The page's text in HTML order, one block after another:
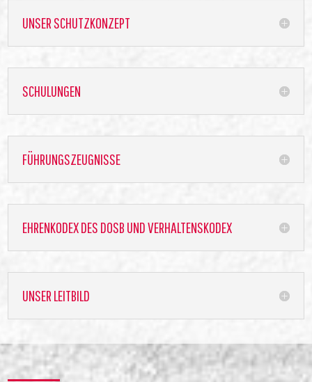
UNSER SCHUTZKONZEPT
SCHULUNGEN
FÜHRUNGSZEUGNISSE
EHRENKODEX DES DOSB UND VERHALTENSKODEX
UNSER LEITBILD